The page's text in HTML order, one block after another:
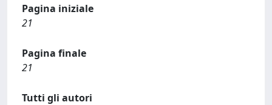
Pagina iniziale
21
Pagina finale
21
Tutti gli autori